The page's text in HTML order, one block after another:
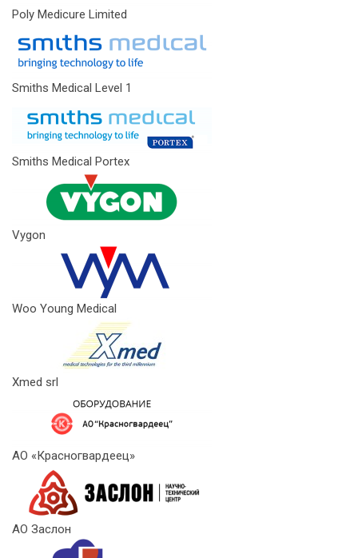
Poly Medicure Limited
Smiths Medical Level 1
Smiths Medical Portex
Vygon
Woo Young Medical
Xmed srl
АО «Красногвардеец»
АО Заслон